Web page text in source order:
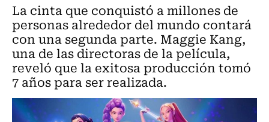
La cinta que conquistó a millones de
personas alrededor del mundo contará
con una segunda parte. Maggie Kang,
una de las directoras de la película,
reveló que la exitosa producción tomó
7 años para ser realizada.